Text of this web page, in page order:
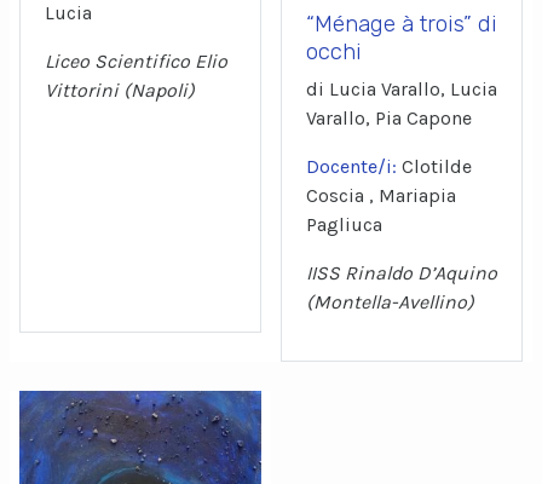
Lucia
Liceo Scientifico Elio
Vittorini (Napoli)
“Ménage à trois” di
occhi
di Lucia Varallo, Lucia
Varallo, Pia Capone
Docente/i: Clotilde
Coscia , Mariapia
Pagliuca
IISS Rinaldo D’Aquino
(Montella-Avellino)